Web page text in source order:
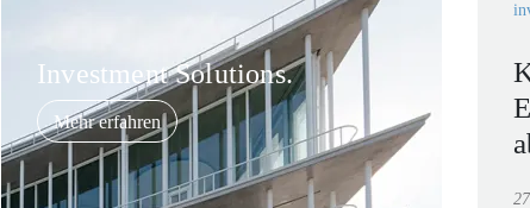
Investment Solutions.
Mehr erfahren